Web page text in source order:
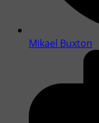
Mikael Buxton